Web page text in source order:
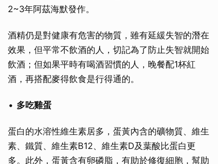
2~3年阿茲海默發作。
酒精仍是對健康有危害的物質，雖有延緩失智的潛在
效果，但平常不飲酒的人，切記為了防止失智就開始
飲酒；但如果平時有喝酒習慣的人，晚餐配1杯紅
酒，再搭配麥得飲食是行得通的。
多吃雞蛋
蛋白的水溶性維生素居多，蛋黃內含的礦物質、維生
素、鐵質、維生素B12、維生素D及葉酸比蛋白更
多。此外，蛋黃含有卵磷脂，有助於修復細胞，幫助